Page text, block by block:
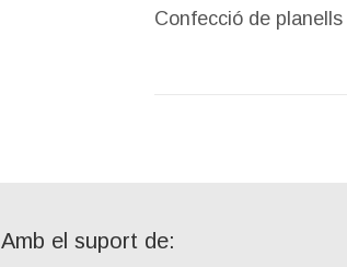
Confecció de
Amb el suport de: